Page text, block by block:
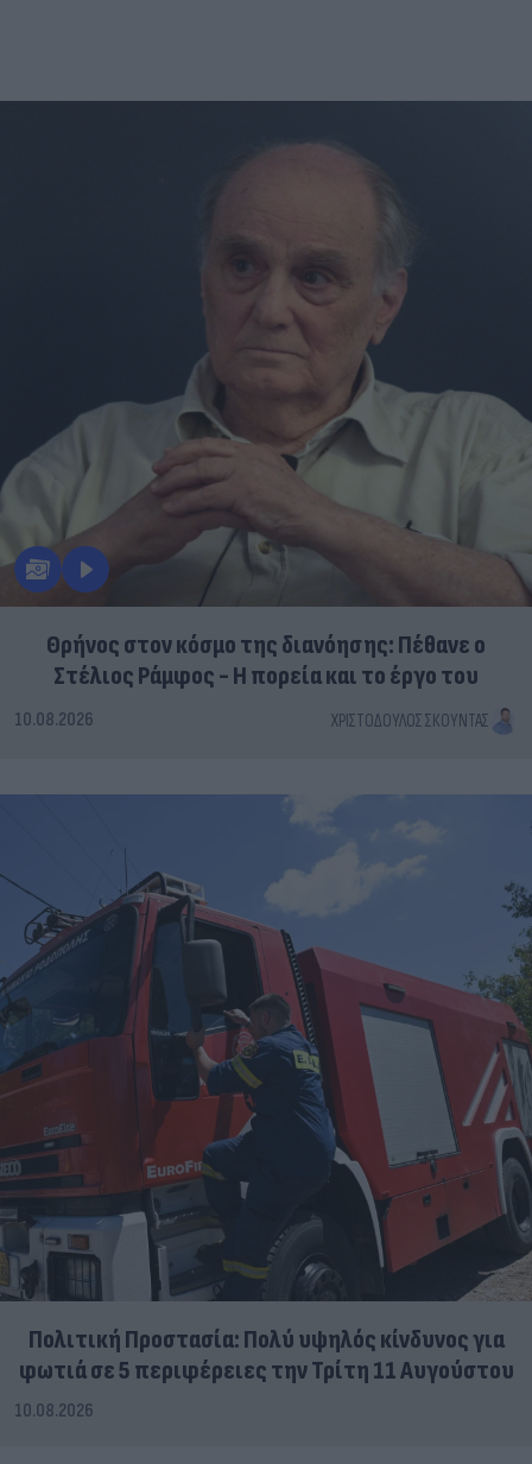
Θρήνος στον κόσμο της διανόησης: Πέθανε ο
Στέλιος Ράμφος - Η πορεία και το έργο του
10.08.2026 ΧΡΙΣΤΌΔΟΥΛΟΣ ΣΚΟΎΝΤΑΣ
Πολιτική Προστασία: Πολύ υψηλός κίνδυνος για
φωτιά σε 5 περιφέρειες την Τρίτη 11 Αυγούστου
10.08.2026